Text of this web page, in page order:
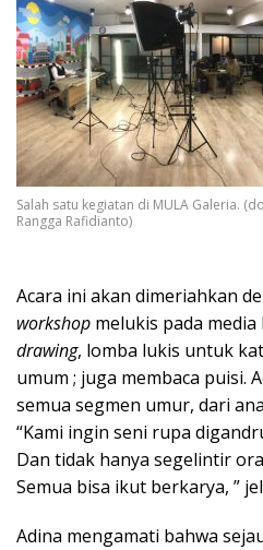
Salah satu kegiatan di MULA Galeria.
Rangga Rafidianto)
Acara ini akan dimeriahkan
workshop melukis pada
drawing, lomba lukis untuk
umum ; juga membaca puisi.
semua segmen umur, dari
“Kami ingin seni rupa
Dan tidak hanya segelintir
Semua bisa ikut berkarya, ”
Adina mengamati bahwa